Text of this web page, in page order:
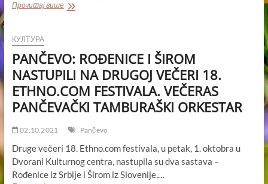
Прочитај вишеPANČEVO:
RAKU“
ODRŽANA
I
U
NAŠEM
GRADU
КУЛТУРА
PANČEVO: ROĐENICE I ŠIROM
NASTUPILI NA DRUGOJ VEČERI 18.
ETHNO.COM FESTIVALA. VEČERAS
PANČEVAČKI TAMBURAŠKI ORKESTAR
02.10.2021 Pančevo
Druge večeri 18. Ethno.com festivala, u petak, 1. oktobra u
Dvorani Kulturnog centra, nastupila su dva sastava –
Rođenice iz Srbije i Širom iz Slovenije,…